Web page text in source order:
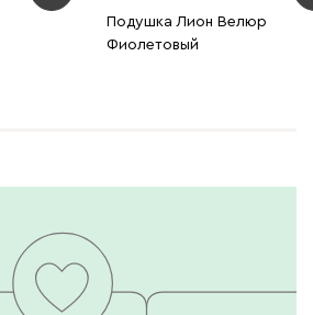
Подушка Лион Велюр
Фиолетовый